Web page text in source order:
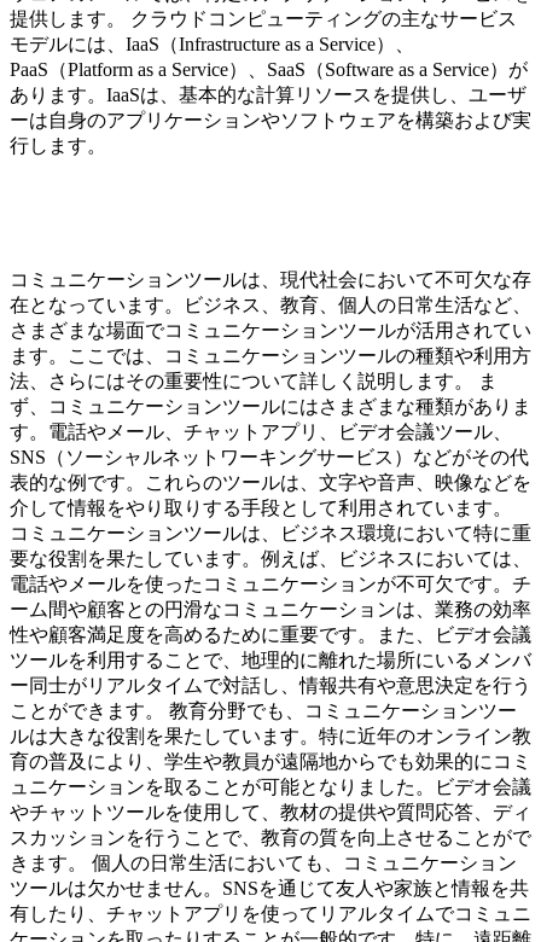
提供します。 クラウドコンピューティングの主なサービス
モデルには、IaaS（Infrastructure as a Service）、
PaaS（Platform as a Service）、SaaS（Software as a Service）が
あります。IaaSは、基本的な計算リソースを提供し、ユーザ
ーは自身のアプリケーションやソフトウェアを構築および実
行します。
コミュニケーションツールは、現代社会において不可欠な存
在となっています。ビジネス、教育、個人の日常生活など、
さまざまな場面でコミュニケーションツールが活用されてい
ます。ここでは、コミュニケーションツールの種類や利用方
法、さらにはその重要性について詳しく説明します。 ま
ず、コミュニケーションツールにはさまざまな種類がありま
す。電話やメール、チャットアプリ、ビデオ会議ツール、
SNS（ソーシャルネットワーキングサービス）などがその代
表的な例です。これらのツールは、文字や音声、映像などを
介して情報をやり取りする手段として利用されています。
コミュニケーションツールは、ビジネス環境において特に重
要な役割を果たしています。例えば、ビジネスにおいては、
電話やメールを使ったコミュニケーションが不可欠です。チ
ーム間や顧客との円滑なコミュニケーションは、業務の効率
性や顧客満足度を高めるために重要です。また、ビデオ会議
ツールを利用することで、地理的に離れた場所にいるメンバ
ー同士がリアルタイムで対話し、情報共有や意思決定を行う
ことができます。 教育分野でも、コミュニケーションツー
ルは大きな役割を果たしています。特に近年のオンライン教
育の普及により、学生や教員が遠隔地からでも効果的にコミ
ュニケーションを取ることが可能となりました。ビデオ会議
やチャットツールを使用して、教材の提供や質問応答、ディ
スカッションを行うことで、教育の質を向上させることがで
きます。 個人の日常生活においても、コミュニケーション
ツールは欠かせません。SNSを通じて友人や家族と情報を共
有したり、チャットアプリを使ってリアルタイムでコミュニ